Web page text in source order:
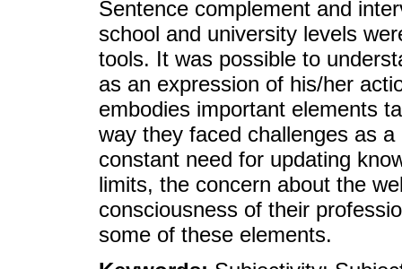
Sentence complement and
school and university levels
tools. It was possible to
as an expression of his/her
embodies important elements
way they faced challenges as
constant need for updating
limits, the concern about the
consciousness of their
some of these elements.